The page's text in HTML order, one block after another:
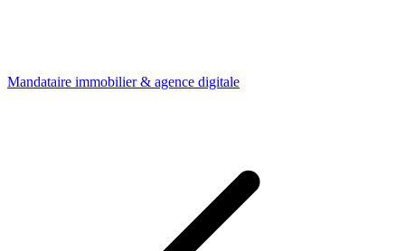
Mandataire immobilier & agence digitale